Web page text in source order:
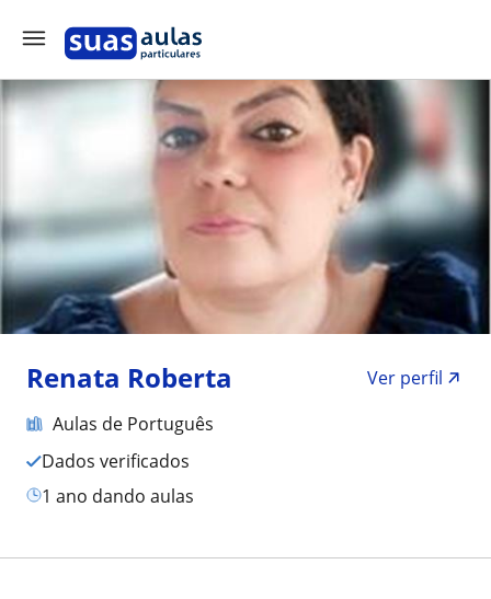
Renata Roberta
Ver perfil
Aulas de Português
Dados verificados
1 ano dando aulas